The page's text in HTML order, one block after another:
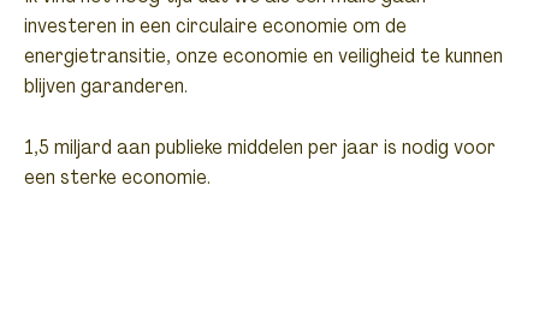
investeren in een circulaire economie om de
energietransitie, onze economie en veiligheid te kunnen
blijven garanderen.
1,5 miljard aan publieke middelen per jaar is nodig voor
een sterke economie.